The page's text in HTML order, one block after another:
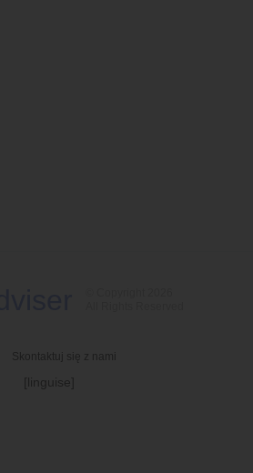
Skontaktuj się z nami
[linguise]